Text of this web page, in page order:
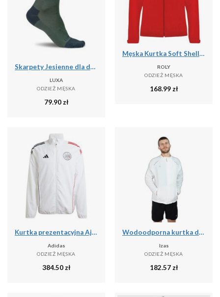
Skarpety Jesienne dla dorosłych LUXA Finest
LUXA
ODZIEŻ MĘSKA
79.90 zł
Męska Kurtka Soft Shell Rudolph
ROLY
ODZIEŻ MĘSKA
168.99 zł
Kurtka prezentacyjna Ajax Amsterdam 2025/26
Adidas
ODZIEŻ MĘSKA
384.50 zł
Wodoodporna kurtka do biegania Izas Brezel II
Izas
ODZIEŻ MĘSKA
182.57 zł